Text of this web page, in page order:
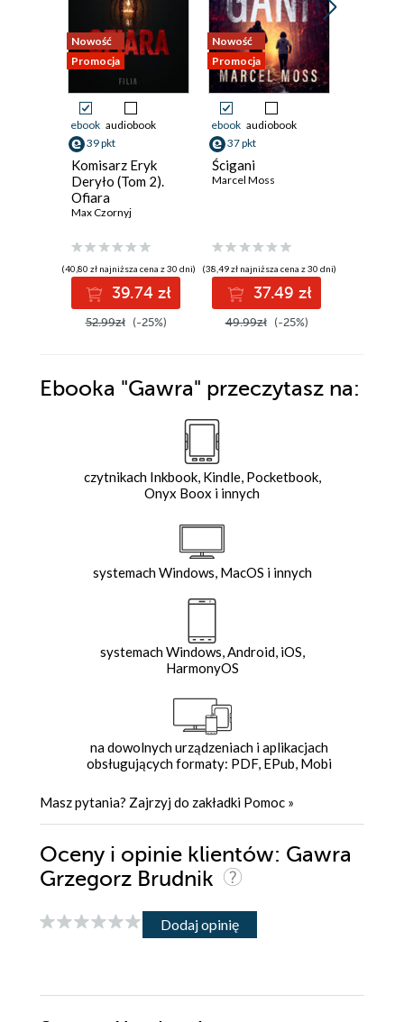
Nowość
Promocja
ebook audiobook
39 pkt
Komisarz Eryk
Deryło (Tom 2).
Ofiara
Max Czornyj
(40,80 zł najniższa cena z 30 dni)
39.74 zł
52.99zł (-25%)
Nowość
Promocja
ebook audiobook
37 pkt
Ścigani
Marcel Moss
(38,49 zł najniższa cena z 30 dni)
37.49 zł
49.99zł (-25%)
Ebooka "Gawra" przeczytasz na:
czytnikach Inkbook, Kindle, Pocketbook,
Onyx Boox i innych
systemach Windows, MacOS i innych
systemach Windows, Android, iOS,
HarmonyOS
na dowolnych urządzeniach i aplikacjach
obsługujących formaty: PDF, EPub, Mobi
Masz pytania? Zajrzyj do zakładki Pomoc »
Oceny i opinie klientów: Gawra
Grzegorz Brudnik
Dodaj opinię